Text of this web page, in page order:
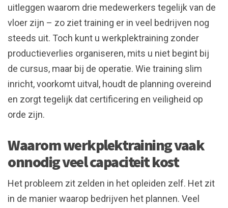
uitleggen waarom drie medewerkers tegelijk van de
vloer zijn – zo ziet training er in veel bedrijven nog
steeds uit. Toch kunt u werkplektraining zonder
productieverlies organiseren, mits u niet begint bij
de cursus, maar bij de operatie. Wie training slim
inricht, voorkomt uitval, houdt de planning overeind
en zorgt tegelijk dat certificering en veiligheid op
orde zijn.
Waarom werkplektraining vaak
onnodig veel capaciteit kost
Het probleem zit zelden in het opleiden zelf. Het zit
in de manier waarop bedrijven het plannen. Veel